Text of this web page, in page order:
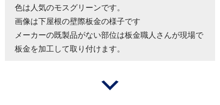
色は人気のモスグリーンです。
画像は下屋根の壁際板金の様子です
メーカーの既製品がない部位は板金職人さんが現場で
板金を加工して取り付けます。